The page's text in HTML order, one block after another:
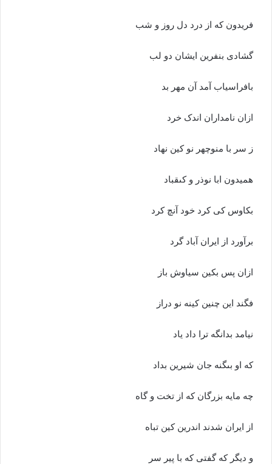
فریدون که از درد دل روز و شب
گشادى بنفرین ایشان دو لب‏
بافراسیاب آمد آن مهر بد
ازان نامداران اندک خرد
ز سر با منوچهر نو کین نهاد
همیدون ابا نوذر و کى‏قباد
بکاوس کى کرد خود آنچ کرد
برآورد از ایران آباد گرد
ازان پس بکین سیاوش باز
فگند این چنین کینه نو دراز
نیامد بدانگه ترا داد یاد
که او بى‏گنه جان شیرین بداد
چه مایه بزرگان که از تخت و گاه
از ایران شدند اندرین کین تباه‏
و دیگر که گفتى که با پیر سر